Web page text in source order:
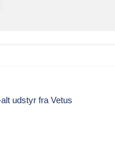
udstyr fra Vetus